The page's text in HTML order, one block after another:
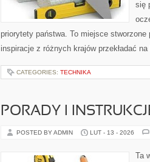
się
priorytety państwa. To miejsce
inspiracje z różnych krajów przekładać
CATEGORIES: TECHNIKA
PORADY I
POSTED BY ADMIN LUT - 13 - 2026
Ta